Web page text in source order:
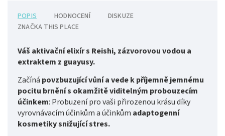
POPIS HODNOCENÍ
DISKUZE
ZNAČKA THIS PLACE
Váš aktivační elixír s Reishi, zázvorovou vodou a
extraktem z guayusy.
Začíná povzbuzující vůní a vede k příjemně jemnému
pocitu brnění s okamžitě viditelným probouzecím
účinkem: Probuzení pro vaši přirozenou krásu díky
vyrovnávacím účinkům a účinkům adaptogenní
kosmetiky snižující stres.